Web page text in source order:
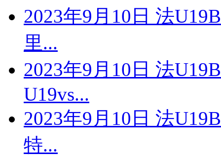
2023年9月10日 法
里...
2023年9月10日 法
U19vs...
2023年9月10日 法
特...